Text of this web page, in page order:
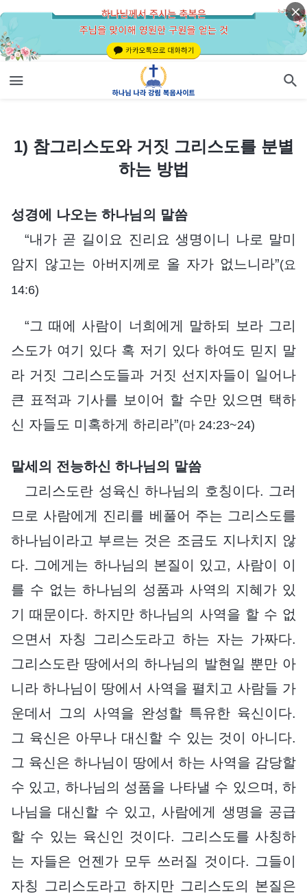
1) 참그리스도와 거짓 그리스도를 분별하는 방법
1) 참그리스도와 거짓 그리스도를 분별
하는 방법
성경에 나오는 하나님의 말씀
“내가 곧 길이요 진리요 생명이니 나로 말미
암지 않고는 아버지께로 올 자가 없느니라”(요
14:6)
“그 때에 사람이 너희에게 말하되 보라 그리
스도가 여기 있다 혹 저기 있다 하여도 믿지 말
라 거짓 그리스도들과 거짓 선지자들이 일어나
큰 표적과 기사를 보이어 할 수만 있으면 택하
신 자들도 미혹하게 하리라”(마 24:23~24)
말세의 전능하신 하나님의 말씀
그리스도란 성육신 하나님의 호칭이다. 그러
므로 사람에게 진리를 베풀어 주는 그리스도를
하나님이라고 부르는 것은 조금도 지나치지 않
다. 그에게는 하나님의 본질이 있고, 사람이 이
를 수 없는 하나님의 성품과 사역의 지혜가 있
기 때문이다. 하지만 하나님의 사역을 할 수 없
으면서 자칭 그리스도라고 하는 자는 가짜다.
그리스도란 땅에서의 하나님의 발현일 뿐만 아
니라 하나님이 땅에서 사역을 펼치고 사람들 가
운데서 그의 사역을 완성할 특유한 육신이다.
그 육신은 아무나 대신할 수 있는 것이 아니다.
그 육신은 하나님이 땅에서 하는 사역을 감당할
수 있고, 하나님의 성품을 나타낼 수 있으며, 하
나님을 대신할 수 있고, 사람에게 생명을 공급
할 수 있는 육신인 것이다. 그리스도를 사칭하
는 자들은 언젠가 모두 쓰러질 것이다. 그들이
자칭 그리스도라고 하지만 그리스도의 본질은